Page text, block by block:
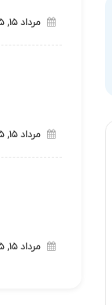
مرداد ۱۵, ۱۴۰۵
مرداد ۱۵, ۱۴۰۵
مرداد ۱۵, ۱۴۰۵